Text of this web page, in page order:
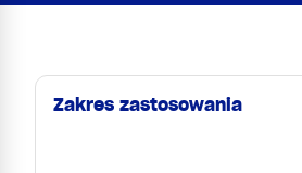
Zakres zastosowania